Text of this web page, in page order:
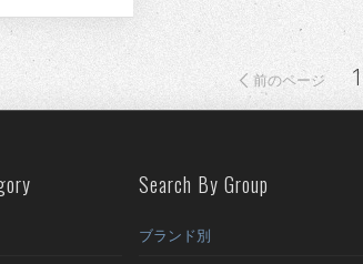
前のページ 1
Search By Group
ブランド別